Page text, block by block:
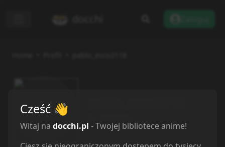
Cześć 👋
Witaj na docchi.pl - Twojej bibliotece anime!